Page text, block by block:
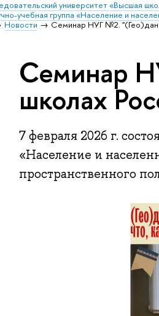
университет «Высшая
учебная группа «Население и
Новости Семинар НУГ №2.
Семинар
школах
7 февраля 2026 г.
«Население и
пространственного